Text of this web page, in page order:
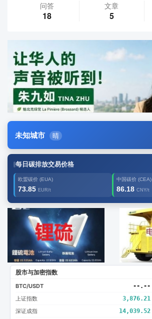
问答
18
文章
5
未知城市 晴
每日碳排放交易价格
欧盟碳价 (EUA)
73.85 EUR/t
中国碳价 (CEA)
86.18 CNY/t
广告2 创新
股市与加密指数
BTC/USDT --.--
上证指数 3,876.21
深证成指 14,039.52